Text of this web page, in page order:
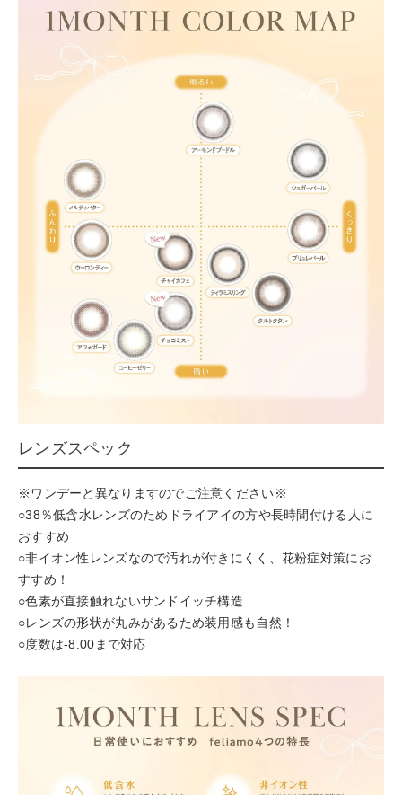
レンズスペック
※ワンデーと異なりますのでご注意ください※
○38％低含水レンズのためドライアイの方や長時間付ける人に
おすすめ
○非イオン性レンズなので汚れが付きにくく、花粉症対策にお
すすめ！
○色素が直接触れないサンドイッチ構造
○レンズの形状が丸みがあるため装用感も自然！
○度数は-8.00まで対応